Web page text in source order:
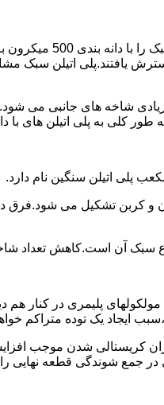
در سال 1961
یافتند.پلی اتیلن سبک
شاخه های جانبی می
تا 0.925 گرم بر سانتی متر مکعب،پلی اتیلن سبک
سبک آن است.کاهش تعداد
پلیمری در کنار هم
ایجاد یک توده متراکم
کریستالی شدن موجب
در جمع شوندگی قطعه نهایی